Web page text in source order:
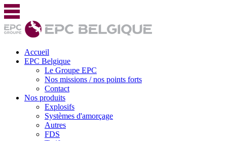
Accueil
EPC Belgique
Le Groupe EPC
Nos missions / nos points forts
Contact
Nos produits
Explosifs
Systèmes d'amorçage
Autres
FDS